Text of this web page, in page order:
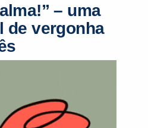
– uma
de vergonha